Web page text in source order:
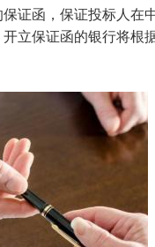
证函，保证投标人
立保证函的银行将